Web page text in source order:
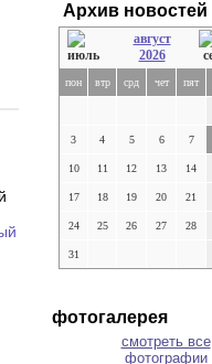
Архив новостей
август
2026
пон втр срд чет пят
3 4 5 6 7
10 11 12 13 14
17 18 19 20 21
24 25 26 27 28
31
фотогалерея
смотреть все
фотографии